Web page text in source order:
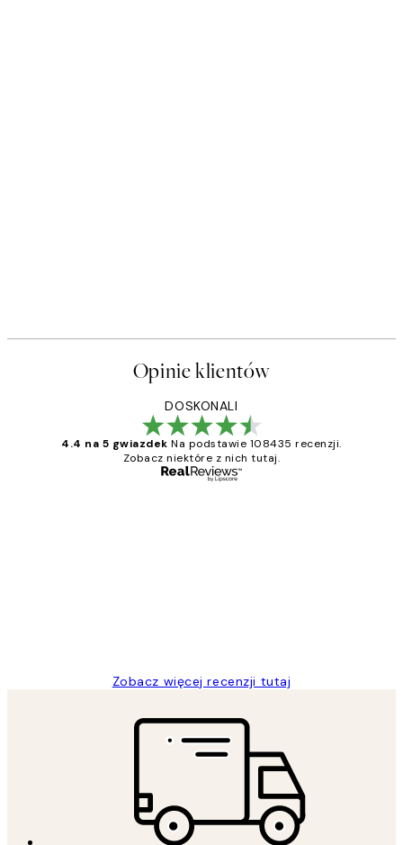
Opinie klientów
DOSKONALI
4.4 na 5 gwiazdek Na podstawie 108435 recenzji.
Zobacz niektóre z nich tutaj.
Zobacz więcej recenzji tutaj